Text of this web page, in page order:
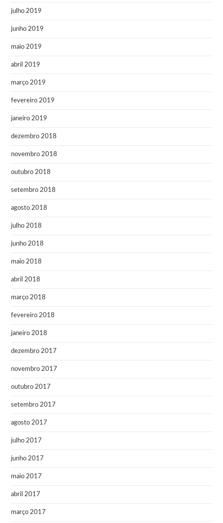
julho 2019
junho 2019
maio 2019
abril 2019
março 2019
fevereiro 2019
janeiro 2019
dezembro 2018
novembro 2018
outubro 2018
setembro 2018
agosto 2018
julho 2018
junho 2018
maio 2018
abril 2018
março 2018
fevereiro 2018
janeiro 2018
dezembro 2017
novembro 2017
outubro 2017
setembro 2017
agosto 2017
julho 2017
junho 2017
maio 2017
abril 2017
março 2017